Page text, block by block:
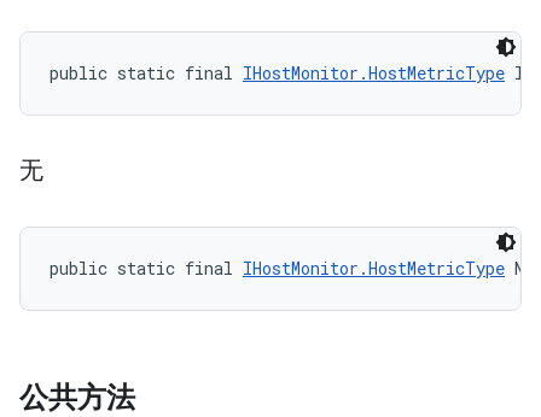
public static final IHostMonitor.HostMetricType
无
public static final IHostMonitor.HostMetricType
公共方法